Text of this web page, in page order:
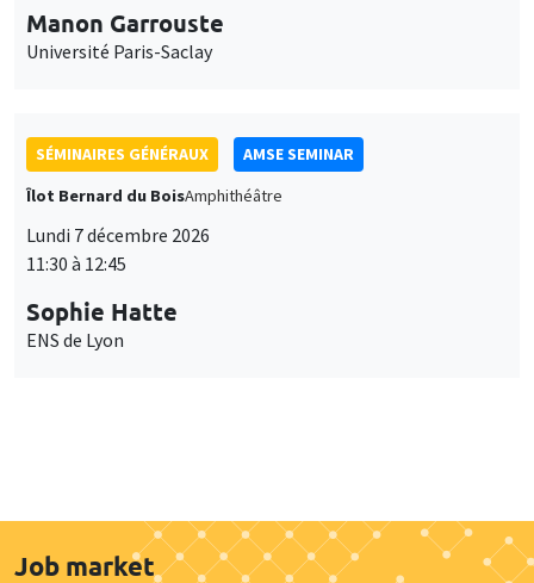
Manon Garrouste
Université Paris-Saclay
SÉMINAIRES GÉNÉRAUX
AMSE SEMINAR
Îlot Bernard du BoisAmphithéâtre
Lundi 7 décembre 2026
11:30 à 12:45
Sophie Hatte
ENS de Lyon
Job market